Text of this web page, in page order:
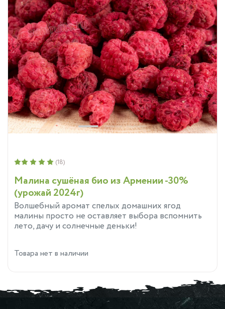
Малина сушёная био из Армении -30%
(урожай 2024г)
Волшебный аромат спелых домашних ягод
малины просто не оставляет выбора вспомнить
лето, дачу и солнечные деньки!
(18)
Товара нет в наличии